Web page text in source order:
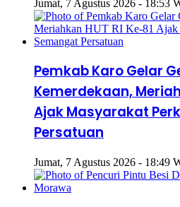
Jumat, 7 Agustus 2026 - 18:53
Pemkab Karo Gelar
Kemerdekaan,
Ajak Masyarakat
Persatuan
Jumat, 7 Agustus 2026 - 18:49